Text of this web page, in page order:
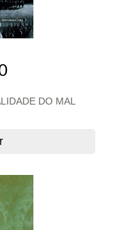
DO MAL